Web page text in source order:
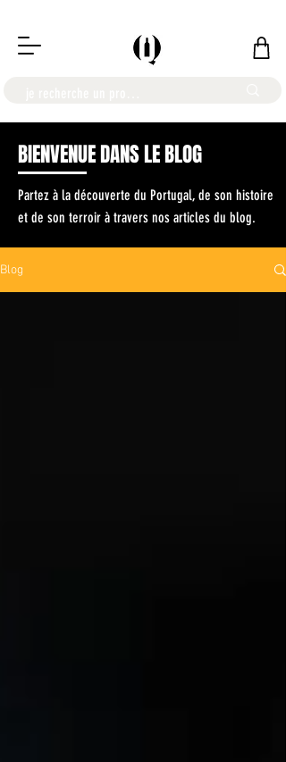
BIENVENUE DANS LE BLOG
Partez à la découverte du Portugal, de son histoire
et de son terroir à travers nos articles du blog.
Blog